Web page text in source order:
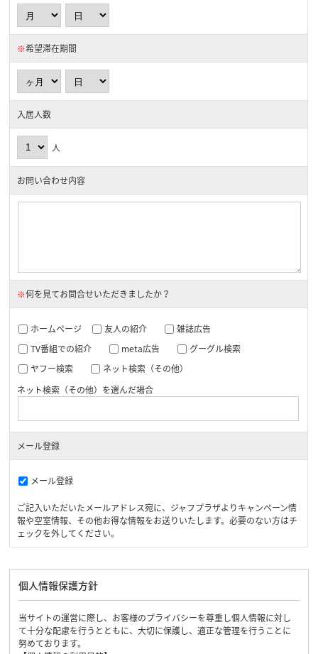
※希望滞在期間
入居人数
人
お問い合わせ内容
※何を見てお問合せいただきましたか？
ホームページ 友人の紹介
雑誌広告
TV番組での紹介
meta広告
グーグル検索
ヤフー検索
ネット検索（その他）
ネット検索（その他）を選んだ場合
メール登録
メール登録
ご記入いただいたメールアドレス宛に、ジャフプラザよりキャンペーン情
報や空室情報、その他お得な情報をお送りいたします。必要のない方はチ
ェックを外してください。
個人情報保護方針
当サイトの運営に際し、お客様のプライバシーを尊重し個人情報に対し
て十分な配慮を行うとともに、大切に保護し、適正な管理を行うことに
努めております。